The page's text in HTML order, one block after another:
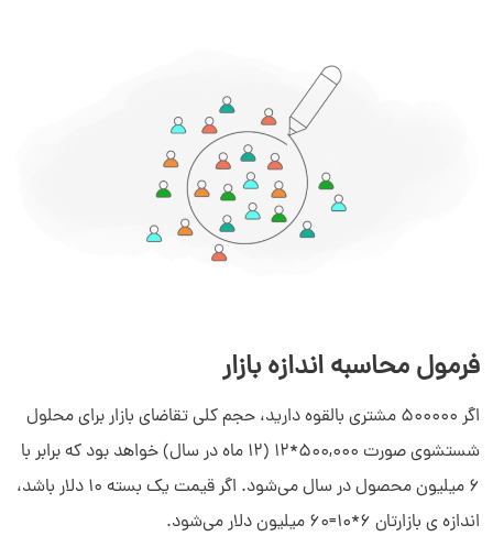
فرمول محاسبه اندازه بازار
اگر 500000 مشتری بالقوه دارید، حجم کلی تقاضای بازار برای محلول
شستشوی صورت 500,000*12 (12 ماه در سال) خواهد بود که برابر با
6 میلیون محصول در سال می‌شود. اگر قیمت یک بسته 10 دلار باشد،
اندازه ی بازارتان 6*10=60 میلیون دلار می‌شود.